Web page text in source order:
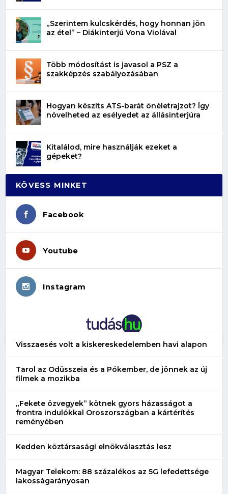
„Szerintem kulcskérdés, hogy honnan jön
az étel” – Diákinterjú Vona Violával
Több módosítást is javasol a PSZ a
szakképzés szabályozásában
Hogyan készíts ATS-barát önéletrajzot? Így
növelheted az esélyedet az állásinterjúra
Kitalálod, mire használják ezeket a
gépeket?
KÖVESS MINKET
Facebook
Youtube
Instagram
Visszaesés volt a kiskereskedelemben havi alapon
Tarol az Odüsszeia és a Pókember, de jönnek az új
filmek a mozikba
„Fekete özvegyek” kötnek gyors házasságot a
frontra indulókkal Oroszországban a kártérítés
reményében
Kedden köztársasági elnökválasztás lesz
Magyar Telekom: 88 százalékos az 5G lefedettsége
lakosságarányosan